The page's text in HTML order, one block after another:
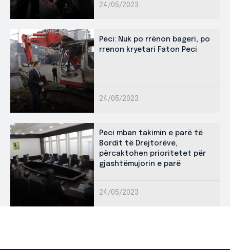
24/05/2023
Peci: Nuk po rrënon bageri, po
rrenon kryetari Faton Peci
24/05/2023
Peci mban takimin e parë të
Bordit të Drejtorëve,
përcaktohen prioritetet për
gjashtëmujorin e parë
24/05/2023